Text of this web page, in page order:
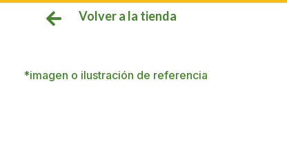
 Volver a la tienda
*imagen o ilustración de referencia